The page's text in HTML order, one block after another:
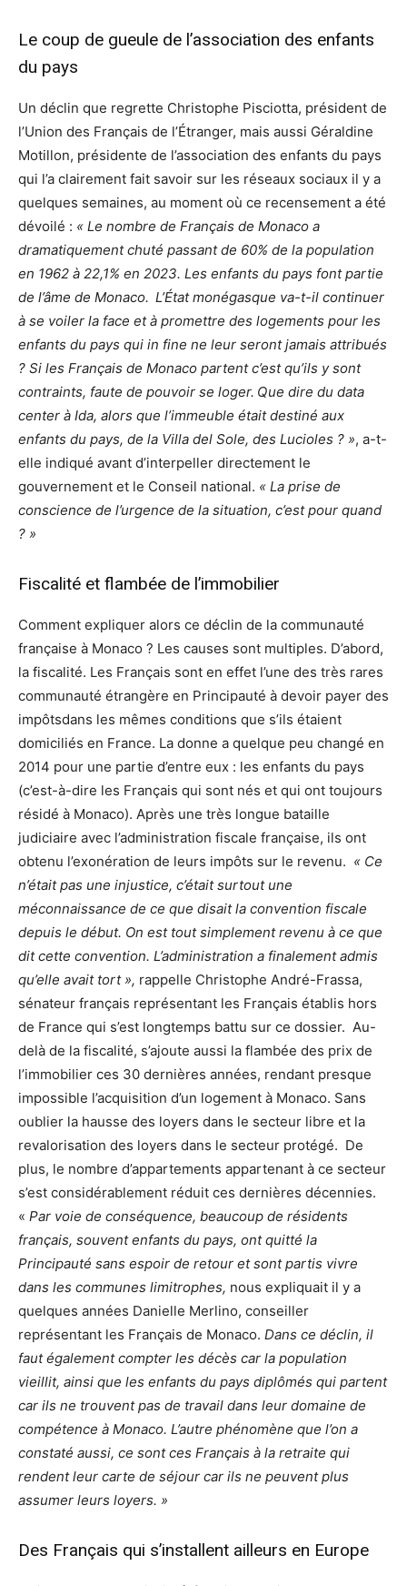
Le coup de gueule de l’association des enfants
du pays
Un déclin que regrette Christophe Pisciotta, président de
l’Union des Français de l’Étranger, mais aussi Géraldine
Motillon, présidente de l’association des enfants du pays
qui l’a clairement fait savoir sur les réseaux sociaux il y a
quelques semaines, au moment où ce recensement a été
dévoilé : « Le nombre de Français de Monaco a
dramatiquement chuté passant de 60% de la population
en 1962 à 22,1% en 2023. Les enfants du pays font partie
de l’âme de Monaco. L’État monégasque va-t-il continuer
à se voiler la face et à promettre des logements pour les
enfants du pays qui in fine ne leur seront jamais attribués
? Si les Français de Monaco partent c’est qu’ils y sont
contraints, faute de pouvoir se loger. Que dire du data
center à Ida, alors que l’immeuble était destiné aux
enfants du pays, de la Villa del Sole, des Lucioles ? », a-t-
elle indiqué avant d’interpeller directement le
gouvernement et le Conseil national. « La prise de
conscience de l’urgence de la situation, c’est pour quand
? »
Fiscalité et flambée de l’immobilier
Comment expliquer alors ce déclin de la communauté
française à Monaco ? Les causes sont multiples. D’abord,
la fiscalité. Les Français sont en effet l’une des très rares
communauté étrangère en Principauté à devoir payer des
impôtsdans les mêmes conditions que s’ils étaient
domiciliés en France. La donne a quelque peu changé en
2014 pour une partie d’entre eux : les enfants du pays
(c’est-à-dire les Français qui sont nés et qui ont toujours
résidé à Monaco). Après une très longue bataille
judiciaire avec l’administration fiscale française, ils ont
obtenu l’exonération de leurs impôts sur le revenu. « Ce
n’était pas une injustice, c’était surtout une
méconnaissance de ce que disait la convention fiscale
depuis le début. On est tout simplement revenu à ce que
dit cette convention. L’administration a finalement admis
qu’elle avait tort », rappelle Christophe André-Frassa,
sénateur français représentant les Français établis hors
de France qui s’est longtemps battu sur ce dossier. Au-
delà de la fiscalité, s’ajoute aussi la flambée des prix de
l’immobilier ces 30 dernières années, rendant presque
impossible l’acquisition d’un logement à Monaco. Sans
oublier la hausse des loyers dans le secteur libre et la
revalorisation des loyers dans le secteur protégé. De
plus, le nombre d’appartements appartenant à ce secteur
s’est considérablement réduit ces dernières décennies.
« Par voie de conséquence, beaucoup de résidents
français, souvent enfants du pays, ont quitté la
Principauté sans espoir de retour et sont partis vivre
dans les communes limitrophes, nous expliquait il y a
quelques années Danielle Merlino, conseiller
représentant les Français de Monaco. Dans ce déclin, il
faut également compter les décès car la population
vieillit, ainsi que les enfants du pays diplômés qui partent
car ils ne trouvent pas de travail dans leur domaine de
compétence à Monaco. L’autre phénomène que l’on a
constaté aussi, ce sont ces Français à la retraite qui
rendent leur carte de séjour car ils ne peuvent plus
assumer leurs loyers. »
Des Français qui s’installent ailleurs en Europe